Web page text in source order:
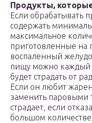
Продукты,
Если обрабатывать
содержать
максимальное
приготовленные на
воспаленный
пищу можно каждый
будет страдать от
Если он любит
заменить паровыми
страдает, если
большом количестве